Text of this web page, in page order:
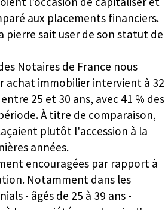
l'occasion de capitaliser et
aux placements financiers.
pierre sait user de son statut de
Notaires de France nous
achat immobilier intervient à 32
25 et 30 ans, avec 41 % des
À titre de comparaison,
plutôt l'accession à la
années.
encouragées par rapport à
Notamment dans les
- âgés de 25 à 39 ans -